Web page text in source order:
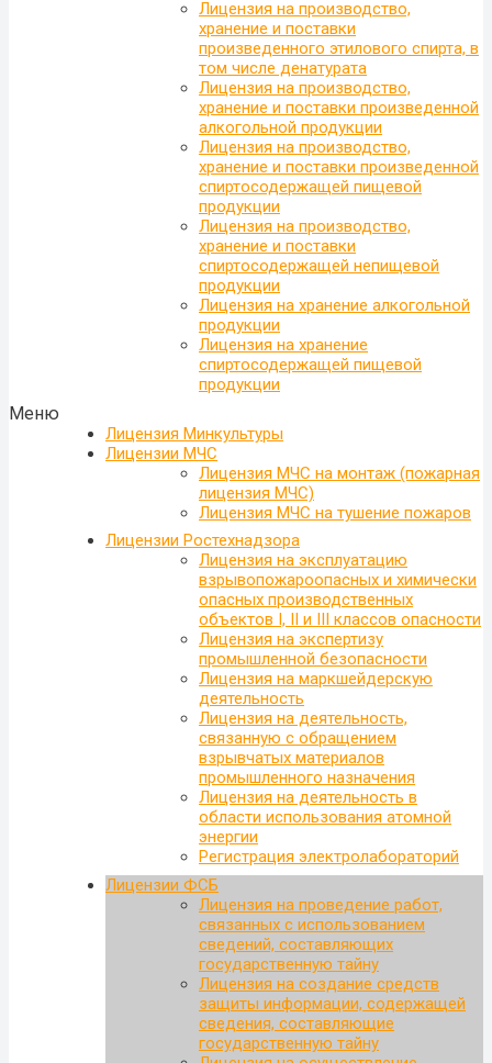
Лицензия на производство,
хранение и поставки
произведенного этилового спирта, в
том числе денатурата
Лицензия на производство,
хранение и поставки произведенной
алкогольной продукции
Лицензия на производство,
хранение и поставки произведенной
спиртосодержащей пищевой
продукции
Лицензия на производство,
хранение и поставки
спиртосодержащей непищевой
продукции
Лицензия на хранение алкогольной
продукции
Лицензия на хранение
спиртосодержащей пищевой
продукции
Меню
Лицензия Минкультуры
Лицензии МЧС
Лицензия МЧС на монтаж (пожарная
лицензия МЧС)
Лицензия МЧС на тушение пожаров
Лицензии Ростехнадзора
Лицензия на эксплуатацию
взрывопожароопасных и химически
опасных производственных
объектов I, II и III классов опасности
Лицензия на экспертизу
промышленной безопасности
Лицензия на маркшейдерскую
деятельность
Лицензия на деятельность,
связанную с обращением
взрывчатых материалов
промышленного назначения
Лицензия на деятельность в
области использования атомной
энергии
Регистрация электролабораторий
Лицензии ФСБ
Лицензия на проведение работ,
связанных с использованием
сведений, составляющих
государственную тайну
Лицензия на создание средств
защиты информации, содержащей
сведения, составляющие
государственную тайну